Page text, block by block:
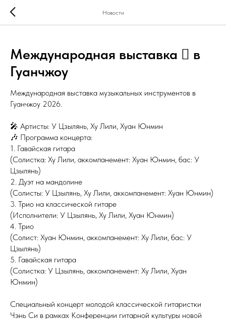
Новости
Международная выставка 🪉 в
Гуанчжоу
Международная выставка музыкальных инструментов в
Гуанчжоу 2026.
🎤 Артисты: У Цзылянь, Ху Лили, Хуан Юнмин
🎶 Программа концерта:
1. Гавайская гитара
(Солистка: Ху Лили, аккомпанемент: Хуан Юнмин, бас: У
Цзылянь)
2. Дуэт на мандолине
(Солисты: У Цзылянь, Ху Лили, аккомпанемент: Хуан Юнмин)
3. Трио на классической гитаре
(Исполнители: У Цзылянь, Ху Лили, Хуан Юнмин)
4. Трио
(Солист: Хуан Юнмин, аккомпанемент: Ху Лили, бас: У
Цзылянь)
5. Гавайская гитара
(Солистка: У Цзылянь, аккомпанемент: Ху Лили, Хуан
Юнмин)
Специальный концерт молодой классической гитаристки
Чэнь Си в рамках Конференции гитарной культуры новой